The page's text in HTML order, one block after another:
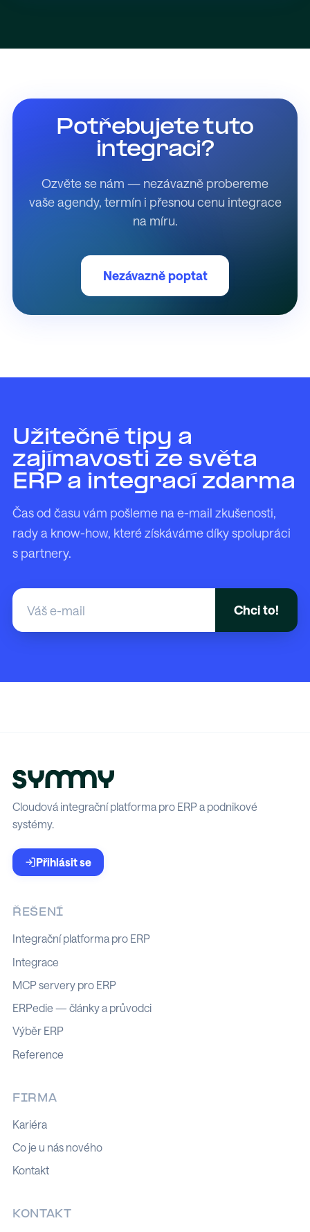
Potřebujete tuto
integraci?
Ozvěte se nám — nezávazně probereme
vaše agendy, termín i přesnou cenu integrace
na míru.
Nezávazně poptat
Užitečné tipy a
zajímavosti ze světa
ERP a integrací zdarma
Čas od času vám pošleme na e-mail zkušenosti,
rady a know-how, které získáváme díky spolupráci
s partnery.
Cloudová integrační platforma pro ERP a podnikové
systémy.
Přihlásit se
ŘEŠENÍ
Integrační platforma pro ERP
Integrace
MCP servery pro ERP
ERPedie — články a průvodci
Výběr ERP
Reference
FIRMA
Kariéra
Co je u nás nového
Kontakt
KONTAKT